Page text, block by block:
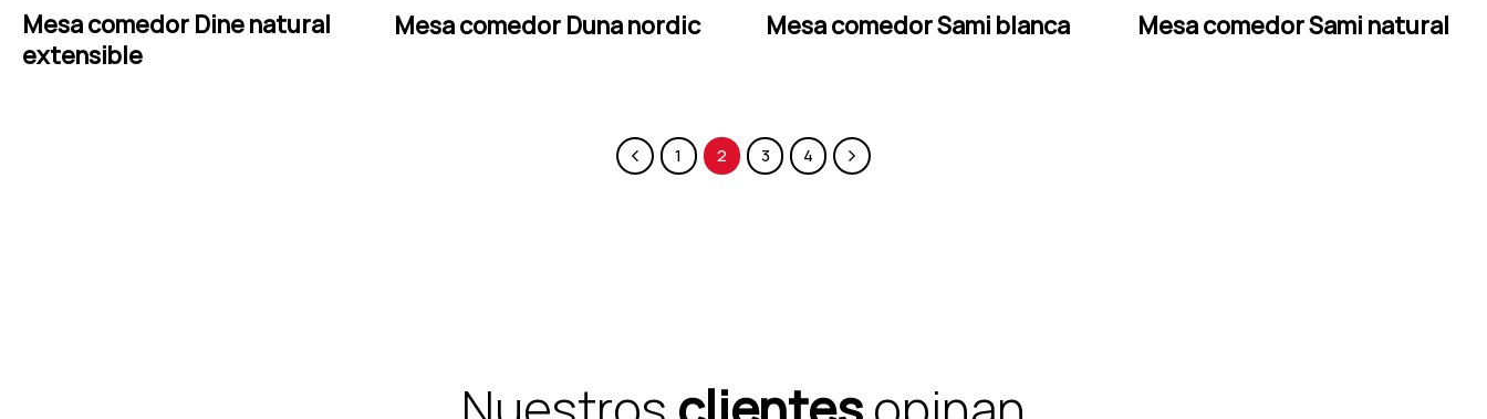
Mesa comedor Dine natural
extensible
LEER MÁS Mesa comedor Duna nordic
LEER MÁS Mesa comedor Sami blanca
LEER MÁS Mesa comedor Sami natural
LEER MÁS
1 2 3 4